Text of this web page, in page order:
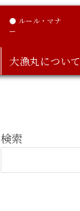
● ルール・マナ
ー
大漁丸について
検索